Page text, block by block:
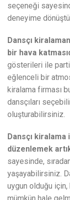
seçeneği
deneyime
Dansçı
bir hava
gösterileri ile
eğlenceli bir
kiralama firması
dansçıları
oluşturabilirsiniz.
Dansçı
düzenlemek
sayesinde,
yaşayabilirsiniz.
uygun olduğu
mümkün hale